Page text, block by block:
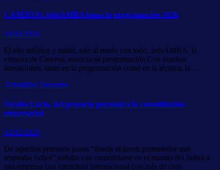
CASEROS: InfoAMBA lanza la programación 2026
14/02/2026
El año artístico y radial, sale al ruedo con todo. InfoAMBA, la
emisora de Caseros, anuncia su programación Con muchas
inovaciones, tanto en la programación como en la técnica, la…
Actualidad Deportes
Nicolás Lucio, del proyecto personal a la consolidación
empresarial
14/02/2026
De aquellos primeros pasos “donde el joven prometedor que
respiraba futbol” soñaba con consolidarse en el mundo del futbol a
una empresa con estructura internacional con más de cien